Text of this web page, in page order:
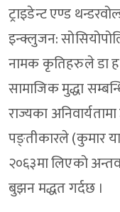
ट्राइडेन्ट एण्ड
इन्क्लुजन:
नामक कृतिहरुले डा
सामाजिक मुद्धा
राज्यका
पङ्तीकारले (कुमार
२०६३मा लिएको
बुझन मद्धत गर्दछ ।